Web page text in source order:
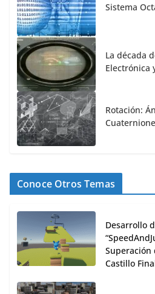
Sistema
La década
Electrónica
Rotación:
Conoce Otros Temas
Desarrollo
Superación
Castillo